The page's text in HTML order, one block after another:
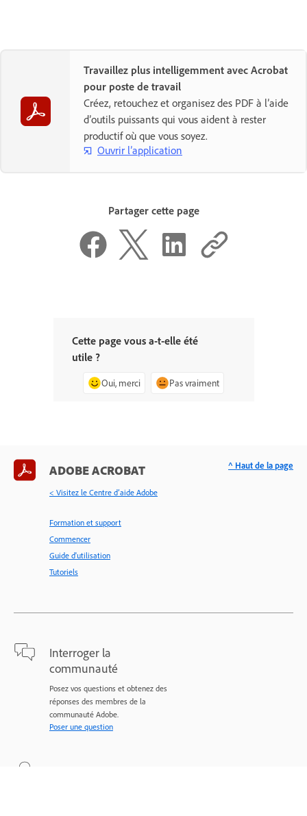
Travaillez plus intelligemment avec Acrobat
pour poste de travail
Créez, retouchez et organisez des PDF à l’aide
d’outils puissants qui vous aident à rester
productif où que vous soyez.
Ouvrir l’application
Partager cette page
Cette page vous a-t-elle été
utile ?
Oui, merci Pas vraiment
ADOBE ACROBAT
< Visitez le Centre d’aide Adobe
Formation et support
Commencer
Guide d'utilisation
Tutoriels
Interroger la
communauté
Posez vos questions et obtenez des
réponses des membres de la
communauté Adobe.
Poser une question
^ Haut de la page